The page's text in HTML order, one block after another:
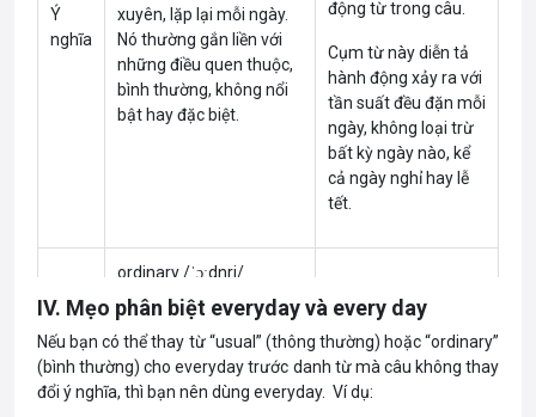
Ý
nghĩa
xuyên, lặp lại mỗi ngày.
Nó thường gắn liền với
những điều quen thuộc,
bình thường, không nổi
bật hay đặc biệt.
động từ trong câu.
Cụm từ này diễn tả
hành động xảy ra với
tần suất đều đặn mỗi
ngày, không loại trừ
bất kỳ ngày nào, kể
cả ngày nghỉ hay lễ
tết.
Từ
đồng
nghĩa
ordinary /ˈɔːdnri/
regular /ˈreɡjələ(r)/
normal /ˈnɔːml/
commonplace /
daily /ˈdeɪli/
each day /iːtʃ deɪ/
day by day /deɪ baɪ
IV. Mẹo phân biệt everyday và every day
Nếu bạn có thể thay từ “usual” (thông thường) hoặc “ordinary”
(bình thường) cho everyday trước danh từ mà câu không thay
đổi ý nghĩa, thì bạn nên dùng everyday. Ví dụ: